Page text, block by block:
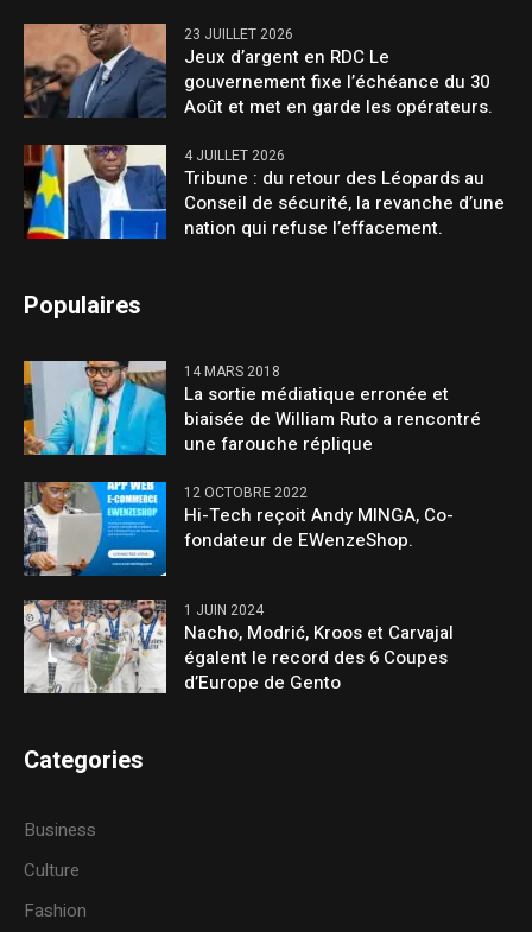
23 JUILLET 2026
Jeux d’argent en RDC Le
gouvernement fixe l’échéance du 30
Août et met en garde les opérateurs.
4 JUILLET 2026
Tribune : du retour des Léopards au
Conseil de sécurité, la revanche d’une
nation qui refuse l’effacement.
Populaires
14 MARS 2018
La sortie médiatique erronée et
biaisée de William Ruto a rencontré
une farouche réplique
12 OCTOBRE 2022
Hi-Tech reçoit Andy MINGA, Co-
fondateur de EWenzeShop.
1 JUIN 2024
Nacho, Modrić, Kroos et Carvajal
égalent le record des 6 Coupes
d’Europe de Gento
Categories
Business
Culture
Fashion